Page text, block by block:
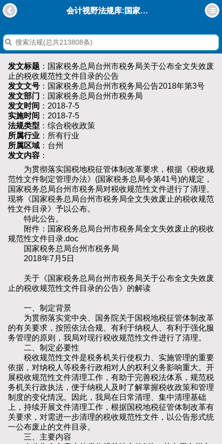
会计视野法规库:国家税务总局台州市税务局关于公布全文失效废止的税收规范性文件目录的公告
发文标题 ：国家税务总局台州市税务局关于公布全文失效废
止的税收规范性文件目录的公告
发文文号 ：国家税务总局台州市税务局公告2018年第3号
发文部门 ：国家税务总局台州市税务局
发文时间 ：2018-7-5
实施时间 ：2018-7-5
法规类型 ：综合税收政策
所属行业 ：所有行业
所属区域 ：台州
发文内容 ：
为贯彻落实国税地税征管体制改革要求，根据《税收规
范性文件制定管理办法》(国家税务总局令第41号)的规定，
国家税务总局台州市税务局对税收规范性文件进行了清理。
现将《国家税务总局台州市税务局全文失效废止的税收规范
性文件目录》予以公布。
特此公告。
附件：国家税务总局台州市税务局全文失效废止的税收
规范性文件目录.doc
国家税务总局台州市税务局
2018年7月5日
关于《国家税务总局台州市税务局关于公布全文失效废
止的税收规范性文件目录的公告》的解读
一、制定背景
为贯彻落实党中央、国务院关于国税地税征管体制改革
的有关要求，按照依法合规、有利于纳税人、有利于强化服
务管理的原则，我局对现行税收规范性文件进行了清理。
二、制定必要性
税收规范性文件是税务机关行使权力、实施管理的重要
依据，对纳税人等税务行政相对人的权利义务影响重大。开
展税收规范性文件清理工作，有助于完善税法体系，规范税
务机关行政执法，便于纳税人及时了解掌握税收政策和管理
制度的变化情况。因此，我局在日常清理、集中清理基础
上，持续开展文件清理工作，根据国税地税征管体制改革有
关要求，对需进一步清理的税收规范性文件，以公告形式统
一公布废止的文件目录。
三、主要内容